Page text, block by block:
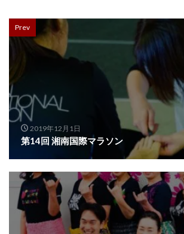
Prev
2019年12月1日
第14回 湘南国際マラソン